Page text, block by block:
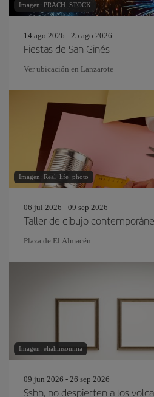
Imagen: PRACH_STOCK
14 ago 2026 - 25 ago 2026
Fiestas de San Ginés
Ver ubicación en Lanzarote
Imagen: Real_life_photo
06 jul 2026 - 09 sep 2026
Taller de dibujo
Plaza de El Almacén
Imagen: eliahinsomnia
09 jun 2026 - 26 sep 2026
Sshh, no despierten a los